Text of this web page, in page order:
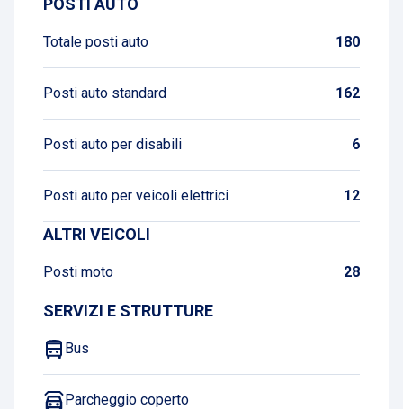
POSTI AUTO
Totale posti auto 180
Posti auto standard 162
Posti auto per disabili 6
Posti auto per veicoli elettrici 12
ALTRI VEICOLI
Posti moto 28
SERVIZI E STRUTTURE
Bus
Parcheggio coperto